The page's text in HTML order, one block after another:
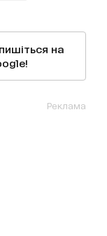
на
Реклама